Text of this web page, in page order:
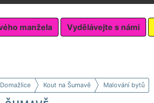
manžela Vydělávejte s námi
Kout na Šumavě Malování bytů